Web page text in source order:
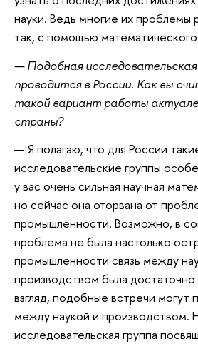
науки. Ведь многие их проблемы
так, с помощью
— Подобная исследовательская
проводится в России. Как вы
такой вариант работы
страны?
— Я полагаю, что для России
исследовательские группы
у вас очень сильная научная
но сейчас она оторвана от
промышленности. Возможно, в
проблема не была настолько
промышленности связь между
производством была
взгляд, подобные встречи могут
между наукой и производством.
исследовательская группа